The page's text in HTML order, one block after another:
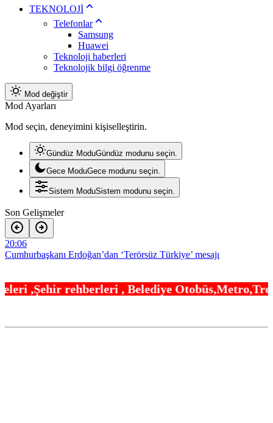
TEKNOLOJİ
Telefonlar
Samsung
Huawei
Teknoloji haberleri
Teknolojik bilgi öğrenme
Mod değiştir
Mod Ayarları
Mod seçin, deneyimini kişiselleştirin.
Gündüz ModuGündüz modunu seçin.
Gece ModuGece modunu seçin.
Sistem ModuSistem modunu seçin.
Son Gelişmeler
20:06
Cumhurbaşkanı Erdoğan’dan ‘Terörsüz Türkiye’ mesajı
Bilecik’te Vali Sözer’den coğrafi işaretli Kamber Biberi hasadı
rehberleri , Belediye Otobüs,Metro,Tren